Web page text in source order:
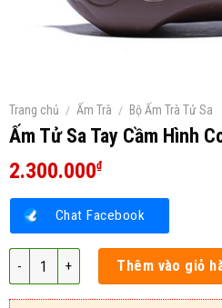
Trang chủ / Ấm Trà / Bộ Ấm Trà Tử Sa
Ấm Tử Sa Tay Cầm Hình
2.300.000₫
Chat Facebook
Ấm Tử Sa Tay Cầm Hình Con Cá – Mã
Thêm vào giỏ